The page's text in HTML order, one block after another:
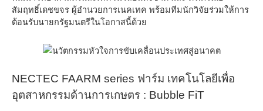
สัมฤทธิ์เดชขจร ผู้อำนวยการเนคเทค พร้อมทีมนักวิจัยร่วมให้การ
ต้อนรับนายกรัฐมนตรีในโอกาสนี้ด้วย
NECTEC FAARM series ฟาร์ม เทคโนโลยีเพื่อ
อุตสาหกรรมด้านการเกษตร : Bubble FiT